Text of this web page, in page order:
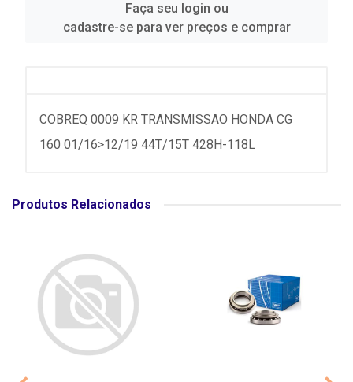
Faça seu login ou
cadastre-se para ver preços e comprar
COBREQ 0009 KR TRANSMISSAO HONDA CG
160 01/16>12/19 44T/15T 428H-118L
Produtos Relacionados